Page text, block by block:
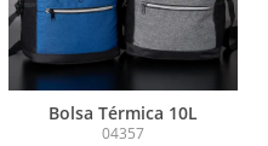
Bolsa Térmica 10L
04357